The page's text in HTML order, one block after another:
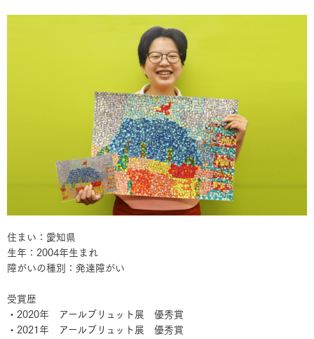
住まい：愛知県
生年：2004年生まれ
障がいの種別：発達障がい
受賞歴
・2020年 アールブリュット展 優秀賞
・2021年 アールブリュット展 優秀賞